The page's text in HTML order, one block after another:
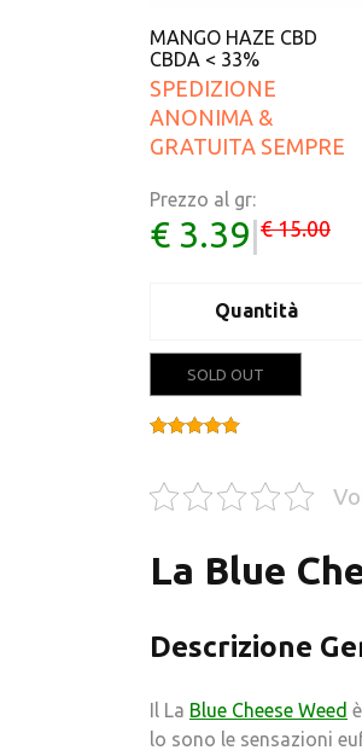
Sale!
MANGO HAZE CBD
CBDA < 33%
SPEDIZIONE
ANONIMA &
GRATUITA SEMPRE
Prezzo al gr:
€ 3.39 € 15.00
Quantità
SOLD OUT
La Blue
Descrizione
Il La Blue Cheese Weed
lo sono le sensazioni